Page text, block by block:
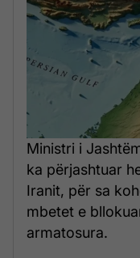
Ministri i
ka përjashtuar
Iranit, për sa
mbetet e
armatosura.